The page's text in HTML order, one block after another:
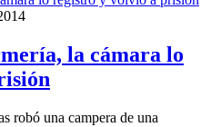
la cámara lo
robó una campera de una